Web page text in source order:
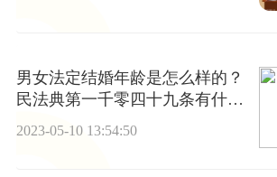
男女法定结婚年龄是怎么样的？
民法典第一千零四十九条有什么
2023-05-10 13:54:50